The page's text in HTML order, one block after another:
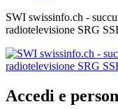
SWI swissinfo.ch -
radiotelevisione SRG
Accedi e